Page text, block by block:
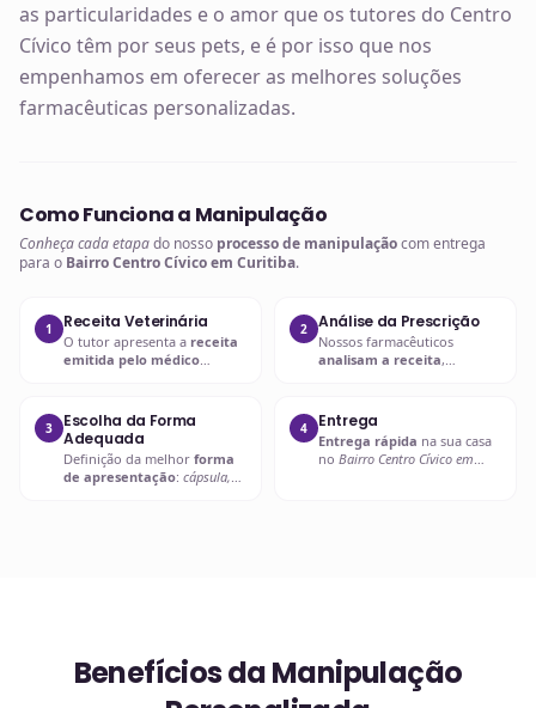
as particularidades e o amor que os tutores do Centro
Cívico têm por seus pets, e é por isso que nos
empenhamos em oferecer as melhores soluções
farmacêuticas personalizadas.
Como Funciona a Manipulação
Conheça cada etapado nosso processo de manipulaçãocom entrega
para o Bairro Centro Cívico em Curitiba.
1 Receita Veterinária
O tutor apresenta a receita
emitida pelo médico
2 Análise da Prescrição
Nossos farmacêuticos
analisam a receita,
compatibilidade
3
Escolha da Forma
Adequada
Definição da melhor forma
de apresentação: cápsula,
4 Entrega
Entrega rápida na sua casa
no Bairro Centro Cívico em
Benefícios da Manipulação